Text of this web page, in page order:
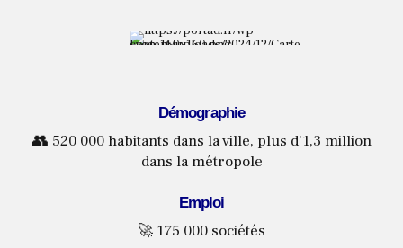
Démographie
👥 520 000 habitants dans la ville, plus d’1,3 million
dans la métropole
Emploi
🚀 175 000 sociétés